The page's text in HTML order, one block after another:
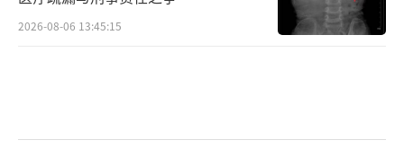
2026-08-06 13:45:15